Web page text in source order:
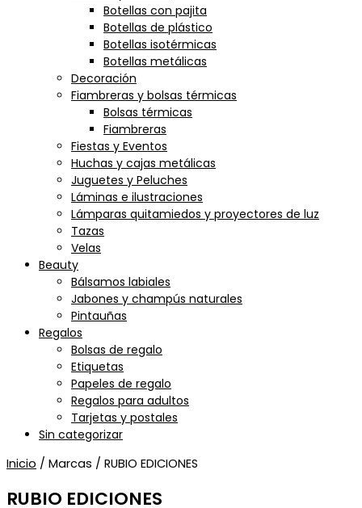
Botellas con pajita
Botellas de plástico
Botellas isotérmicas
Botellas metálicas
Decoración
Fiambreras y bolsas térmicas
Bolsas térmicas
Fiambreras
Fiestas y Eventos
Huchas y cajas metálicas
Juguetes y Peluches
Láminas e ilustraciones
Lámparas quitamiedos y proyectores de luz
Tazas
Velas
Beauty
Bálsamos labiales
Jabones y champús naturales
Pintauñas
Regalos
Bolsas de regalo
Etiquetas
Papeles de regalo
Regalos para adultos
Tarjetas y postales
Sin categorizar
Inicio / Marcas / RUBIO EDICIONES
RUBIO EDICIONES